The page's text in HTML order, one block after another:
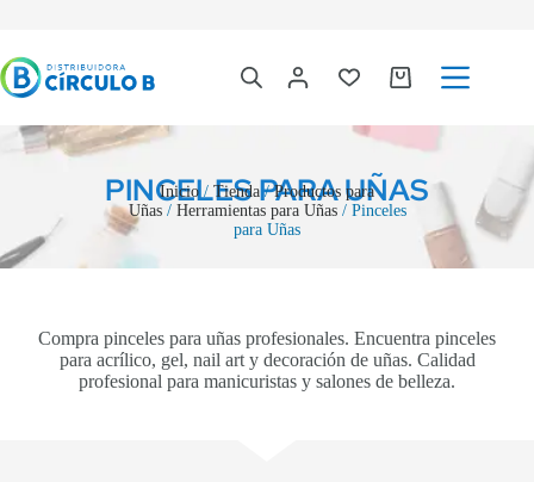
PINCELES PARA UÑAS
Inicio / Tienda /Productos para
Uñas/ Herramientas para Uñas/ Pinceles
para Uñas
Compra pinceles para uñas profesionales. Encuentra pinceles
para acrílico, gel, nail art y decoración de uñas. Calidad
profesional para manicuristas y salones de belleza.